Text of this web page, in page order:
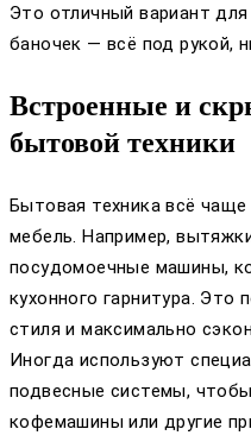
Это отличный вариант
баночек — всё под рукой,
Встроенные и
бытовой техники
Бытовая техника всё чаще
мебель. Например,
посудомоечные машины,
кухонного гарнитура. Это
стиля и максимально
Иногда используют
подвесные системы,
кофемашины или другие